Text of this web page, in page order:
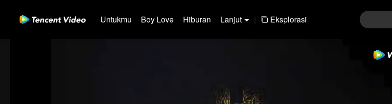
Untukmu Boy Love Hiburan Lanjut | Eksplorasi